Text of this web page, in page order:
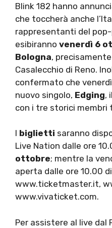
Blink 182 hanno
che toccherà anche
rappresentanti del
esibiranno venerdì 6
Bologna, precisamente
Casalecchio di Reno.
confermato che
nuovo singolo, Edging,
con i tre storici membri
I biglietti saranno
Live Nation dalle ore
ottobre; mentre la
aperta dalle ore 10.00 di
www.ticketmaster.it,
www.vivaticket.com.
Per assistere al live dal